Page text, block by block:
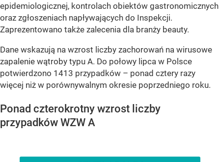
epidemiologicznej, kontrolach obiektów gastronomicznych
oraz zgłoszeniach napływających do Inspekcji.
Zaprezentowano także zalecenia dla branży beauty.
Dane wskazują na wzrost liczby zachorowań na wirusowe
zapalenie wątroby typu A. Do połowy lipca w Polsce
potwierdzono 1413 przypadków – ponad cztery razy
więcej niż w porównywalnym okresie poprzedniego roku.
Ponad czterokrotny wzrost liczby
przypadków WZW A